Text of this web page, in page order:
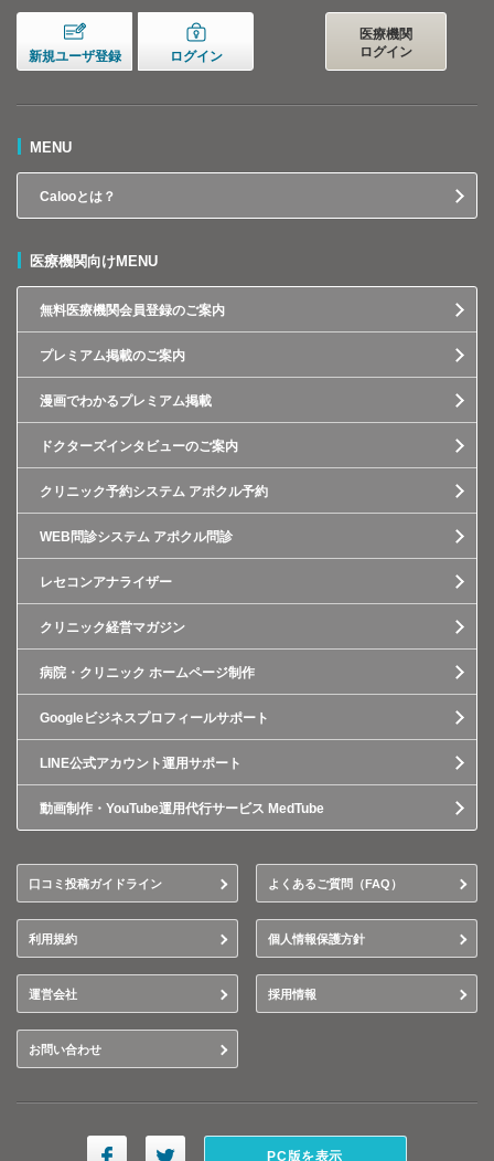
新規ユーザ登録 ログイン
医療機関
ログイン
MENU
Calooとは？
医療機関向けMENU
無料医療機関会員登録のご案内
プレミアム掲載のご案内
漫画でわかるプレミアム掲載
ドクターズインタビューのご案内
クリニック予約システム アポクル予約
WEB問診システム アポクル問診
レセコンアナライザー
クリニック経営マガジン
病院・クリニック ホームページ制作
Googleビジネスプロフィールサポート
LINE公式アカウント運用サポート
動画制作・YouTube運用代行サービス MedTube
口コミ投稿ガイドライン よくあるご質問（FAQ）
利用規約 個人情報保護方針
運営会社 採用情報
お問い合わせ
PC版を表示